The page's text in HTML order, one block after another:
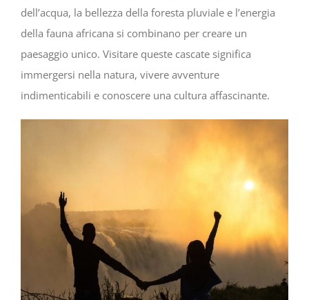
dell’acqua, la bellezza della foresta pluviale e l’energia
della fauna africana si combinano per creare un
paesaggio unico. Visitare queste cascate significa
immergersi nella natura, vivere avventure
indimenticabili e conoscere una cultura affascinante.